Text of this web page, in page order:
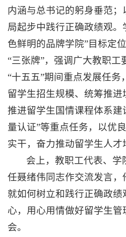
内涵与总书记的躬身垂范；
局起步中践行正确政绩观。
色鲜明的品牌学院”目标定
“三张牌”，强调广大教职工
“十五五”期间重点发展任务
留学生招生规模、统筹推进
推进留学生国情课程体系
量认证”等重点任务，以优
实干，奋力推动留学生人才
会上，教职工代表、学
任聂绪伟同志作交流发言，
就如何树立和践行正确政
心，用心用情做好留学生
会。